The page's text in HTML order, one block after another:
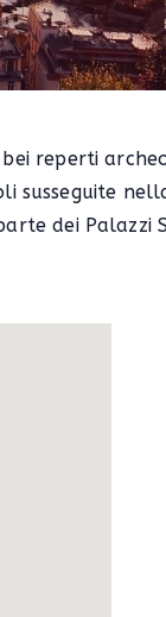
reperti
susseguite
dei Palazzi